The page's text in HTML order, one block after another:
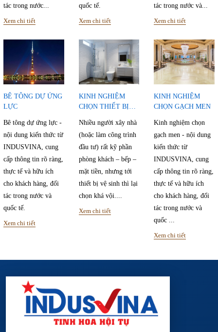
tác trong nước...
Xem chi tiết
quốc tế.
Xem chi tiết
tác trong nước và...
Xem chi tiết
BÊ TÔNG DỰ ỨNG
LỰC
Bê tông dự ứng lực -
nội dung kiến thức từ
INDUSVINA, cung
cấp thông tin rõ ràng,
thực tế và hữu ích
cho khách hàng, đối
tác trong nước và
quốc tế.
Xem chi tiết
KINH NGHIỆM
CHỌN THIẾT BỊ
Nhiều người xây nhà
(hoặc làm công trình
đầu tư) rất kỹ phần
phòng khách – bếp –
mặt tiền, nhưng tới
thiết bị vệ sinh thì lại
chọn khá vội....
Xem chi tiết
KINH NGHIỆM
CHỌN GẠCH MEN
Kinh nghiệm chọn
gạch men - nội dung
kiến thức từ
INDUSVINA, cung
cấp thông tin rõ ràng,
thực tế và hữu ích
cho khách hàng, đối
tác trong nước và
quốc ...
Xem chi tiết